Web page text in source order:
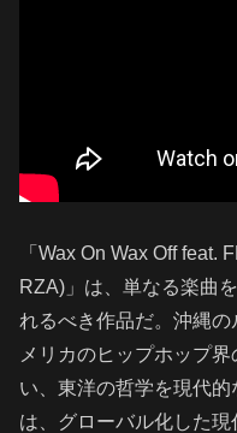
「Wax On Wax Off feat.
RZA)」は、単なる楽曲
れるべき作品だ。沖縄
メリカのヒップホップ
い、東洋の哲学を現代
は、グローバル化した